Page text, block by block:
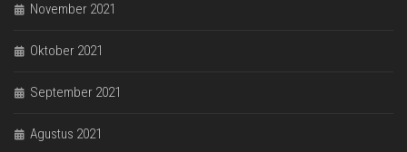
November 2021
Oktober 2021
September 2021
Agustus 2021